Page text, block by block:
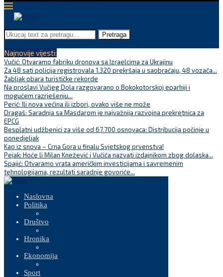
Pretraga
Najnovije vijesti:
Vučić: Otvaramo fabriku dronova sa Izraelcima za Ukrajinu
Za 48 sati policija registrovala 1.320 prekršaja u saobraćaju, 48 vozača...
Žabljak obara turističke rekorde
Na proslavi Vučjeg Dola razgovarano o Bokokotorskoj eparhiji i
mogućem razrješenju...
Perić: Ili nova većina ili izbori, ovako više ne može
Dragaš: Saradnja sa Masdarom je najvažnija razvojna prekretnica za
EPCG
Besplatni udžbenici za više od 67.700 osnovaca: Distribucija počinje u
ponedjeljak
Kao iz snova – Crna Gora u finalu Svjetskog prvenstva!
Pejak: Hoće li Milan Knežević i Vučića nazvati izdajnikom zbog dolaska...
Spajić: Otvaramo vrata američkim investicijama i savremenim
tehnologijama, rezultati saradnje govoriće...
Naslovna
Politika
Društvo
Hronika
Ekonomija
Sport